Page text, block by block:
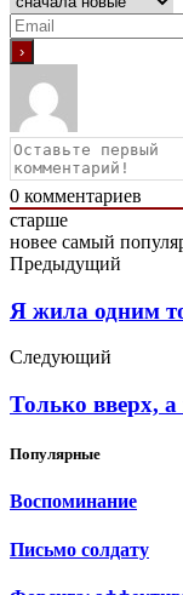
0 комментариев
старше
новее самый
Предыдущий
Я жила одним
Следующий
Только вверх, а
Популярные
Воспоминание
Письмо солдату